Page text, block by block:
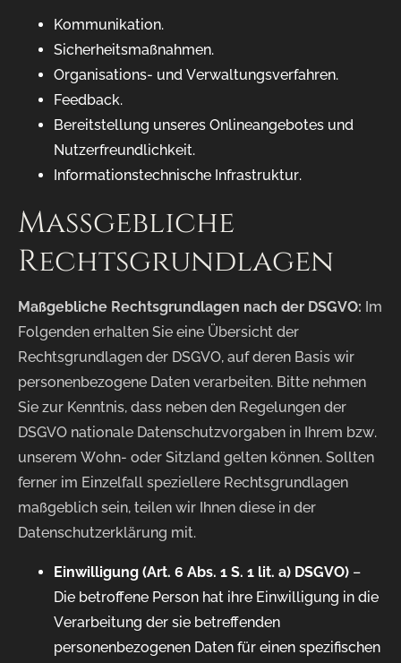
Kommunikation.
Sicherheitsmaßnahmen.
Organisations- und Verwaltungsverfahren.
Feedback.
Bereitstellung unseres Onlineangebotes und
Nutzerfreundlichkeit.
Informationstechnische Infrastruktur.
Maßgebliche
Rechtsgrundlagen
Maßgebliche Rechtsgrundlagen nach der DSGVO: Im
Folgenden erhalten Sie eine Übersicht der
Rechtsgrundlagen der DSGVO, auf deren Basis wir
personenbezogene Daten verarbeiten. Bitte nehmen
Sie zur Kenntnis, dass neben den Regelungen der
DSGVO nationale Datenschutzvorgaben in Ihrem bzw.
unserem Wohn- oder Sitzland gelten können. Sollten
ferner im Einzelfall speziellere Rechtsgrundlagen
maßgeblich sein, teilen wir Ihnen diese in der
Datenschutzerklärung mit.
Einwilligung (Art. 6 Abs. 1 S. 1 lit. a) DSGVO) –
Die betroffene Person hat ihre Einwilligung in die
Verarbeitung der sie betreffenden
personenbezogenen Daten für einen spezifischen